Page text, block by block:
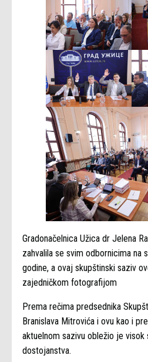
Gradonačelnica Užica dr Jelena
zahvalila se svim odbornicima na
godine, a ovaj skupštinski saziv
zajedničkom fotografijom
Prema rečima predsednika
Branislava Mitrovića i ovu kao i
aktuelnom sazivu obležio je
dostojanstva.